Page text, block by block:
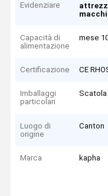
Evidenziare
Capacità di
alimentazione
mese
Certificazione CE
Imballaggi
particolari
Scatola
Luogo di
origine
Canton
Marca kapha